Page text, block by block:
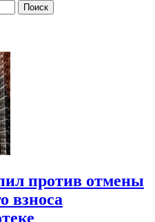
против отмены
взноса